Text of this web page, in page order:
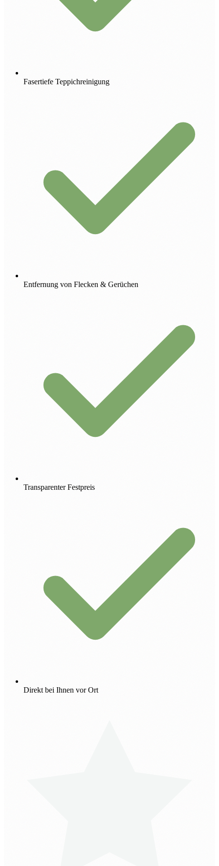
Fasertiefe Teppichreinigung
Entfernung von Flecken & Gerüchen
Transparenter Festpreis
Direkt bei Ihnen vor Ort